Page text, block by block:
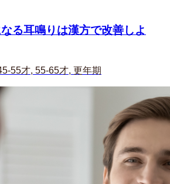
る耳鳴りは漢方で改善しよ
55才, 55-65才, 更年期